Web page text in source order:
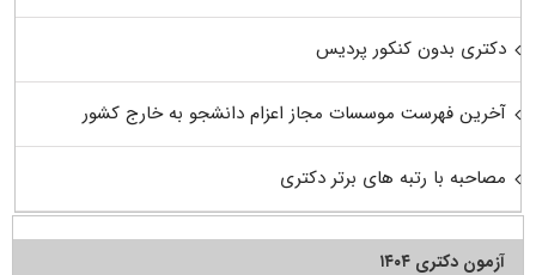
دکتری بدون کنکور پردیس
آخرین فهرست موسسات مجاز اعزام دانشجو به خارج کشور
مصاحبه با رتبه های برتر دکتری
آزمون دکتری ۱۴۰۴